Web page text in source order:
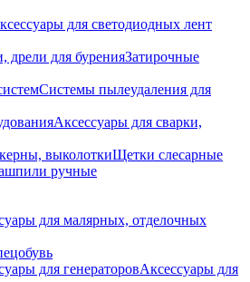
для светодиодных лент
дрели для буренияЗатирочные
Системы пылеудаления для
Аксессуары для сварки,
выколоткиЩетки слесарные
ручные
для малярных, отделочных
для генераторовАксессуары для